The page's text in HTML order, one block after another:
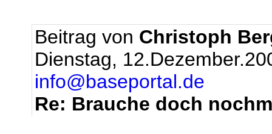
Beitrag von Christoph
Dienstag,
info@baseportal.de
Re: Brauche doch